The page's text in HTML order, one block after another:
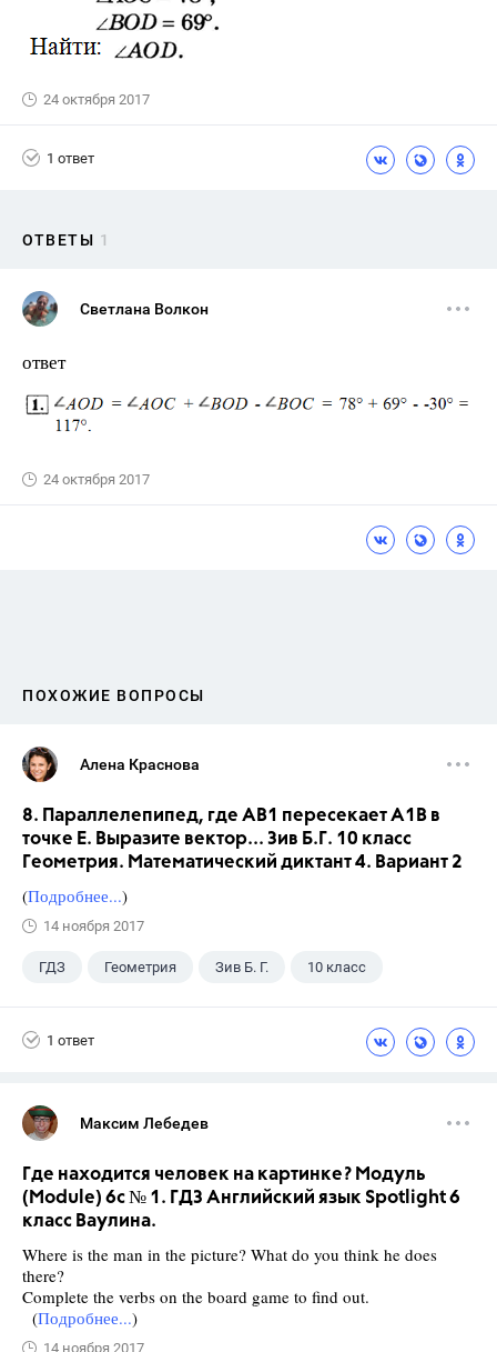
24 октября 2017
1 ответ
ОТВЕТЫ 1
Светлана Волкон
ответ
24 октября 2017
ПОХОЖИЕ ВОПРОСЫ
Алена Краснова
8. Параллелепипед, где АВ1 пересекает А1В в
точке Е. Выразите вектор... Зив Б.Г. 10 класс
Геометрия. Математический диктант 4. Вариант 2
(Подробнее...)
14 ноября 2017
ГДЗ Геометрия Зив Б. Г. 10 класс
1 ответ
Максим Лебедев
Где находится человек на картинке? Модуль
(Module) 6c № 1. ГДЗ Английский язык Spotlight 6
класс Ваулина.
Where is the man in the picture? What do you think he does
there?
Complete the verbs on the board game to find out.
(Подробнее...)
14 ноября 2017